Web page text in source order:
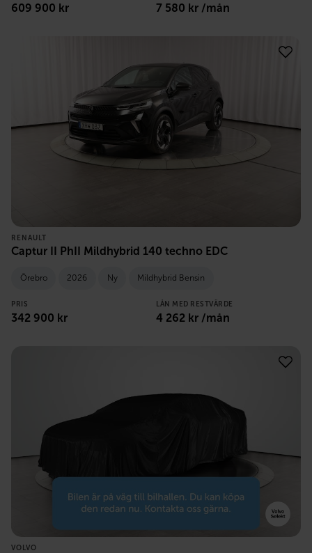
609 900 kr 7 580 kr /mån
RENAULT
Captur II PhII Mildhybrid 140 techno EDC
Örebro 2026 Ny Mildhybrid Bensin
PRIS
342 900 kr
LÅN MED RESTVÄRDE
4 262 kr /mån
VOLVO